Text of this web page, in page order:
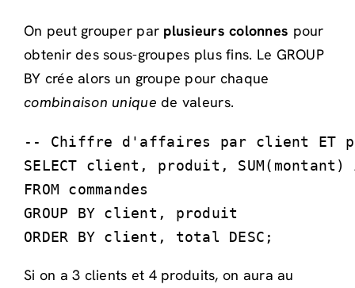
On peut grouper par plusieurs colonnes pour
obtenir des sous-groupes plus fins. Le GROUP
BY crée alors un groupe pour chaque
combinaison unique de valeurs.
-- Chiffre d'affaires par client ET
SELECT client, produit,
FROM commandes
GROUP BY client, produit
ORDER BY client, total DESC;
Si on a 3 clients et 4 produits, on aura au